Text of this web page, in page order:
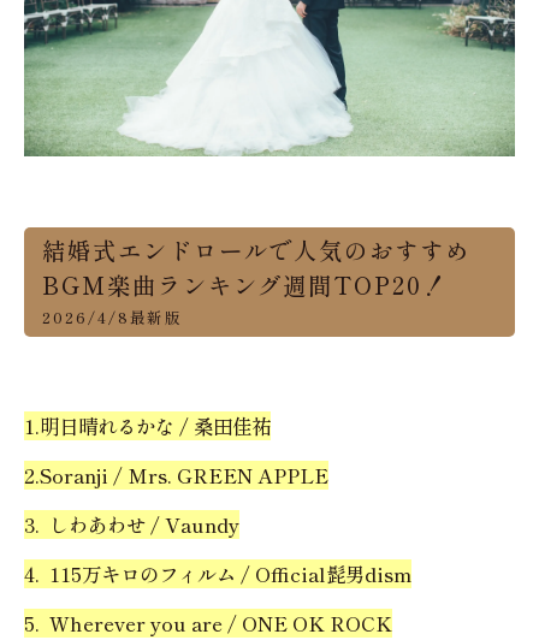
結婚式エンドロールで人気のおすすめ
BGM楽曲ランキング週間TOP20！
2026/4/8最新版
1.明日晴れるかな / 桑田佳祐
2.Soranji / Mrs. GREEN APPLE
3. しわあわせ / Vaundy
4. 115万キロのフィルム / Official髭男dism
5. Wherever you are / ONE OK ROCK